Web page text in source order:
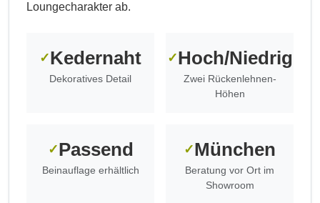
Loungecharakter ab.
✓Kedernaht
Dekoratives Detail
✓Hoch/Niedrig
Zwei Rückenlehnen-
Höhen
✓Passend
Beinauflage erhältlich
✓München
Beratung vor Ort im
Showroom